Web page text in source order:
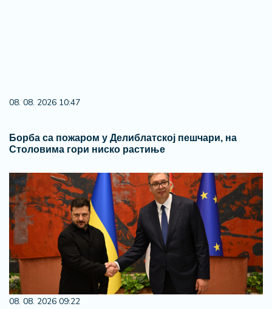
08. 08. 2026 10:47
Борба са пожаром у Делиблатској пешчари, на
Столовима гори ниско растиње
08. 08. 2026 09:22